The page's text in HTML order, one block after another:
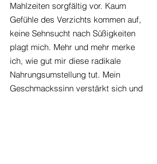
Mahlzeiten sorgfältig vor. Kaum
Gefühle des Verzichts kommen auf,
keine Sehnsucht nach Süßigkeiten
plagt mich. Mehr und mehr merke
ich, wie gut mir diese radikale
Nahrungsumstellung tut. Mein
Geschmackssinn verstärkt sich und